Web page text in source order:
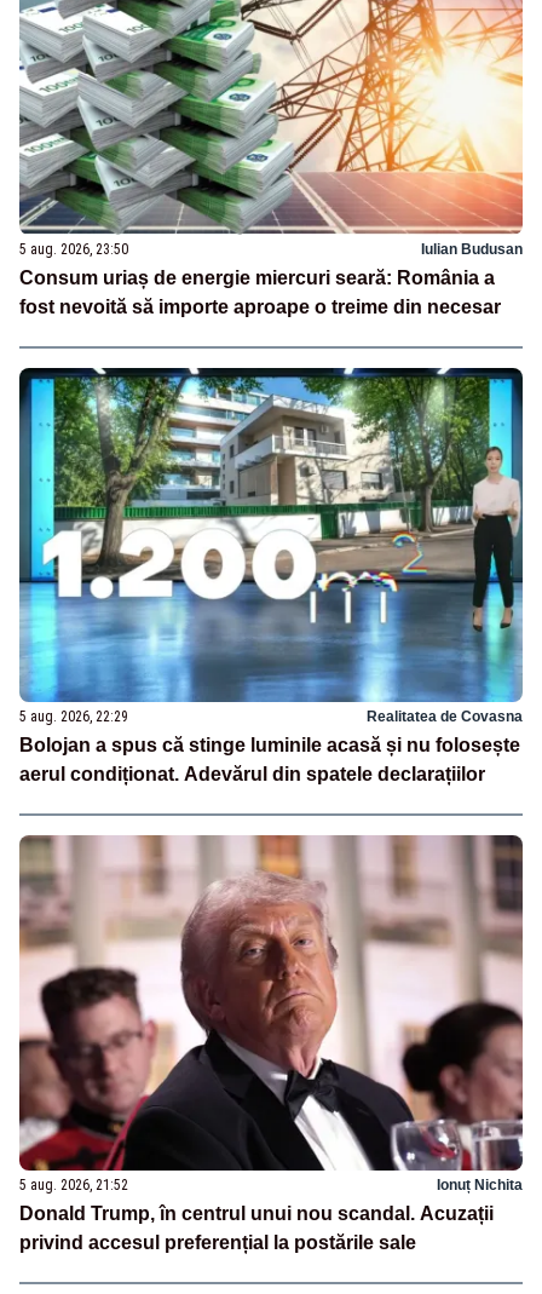
5 aug. 2026, 23:50 Iulian Budusan
Consum uriaș de energie miercuri seară: România a
fost nevoită să importe aproape o treime din necesar
5 aug. 2026, 22:29 Realitatea de Covasna
Bolojan a spus că stinge luminile acasă și nu folosește
aerul condiționat. Adevărul din spatele declarațiilor
5 aug. 2026, 21:52 Ionuț Nichita
Donald Trump, în centrul unui nou scandal. Acuzații
privind accesul preferențial la postările sale